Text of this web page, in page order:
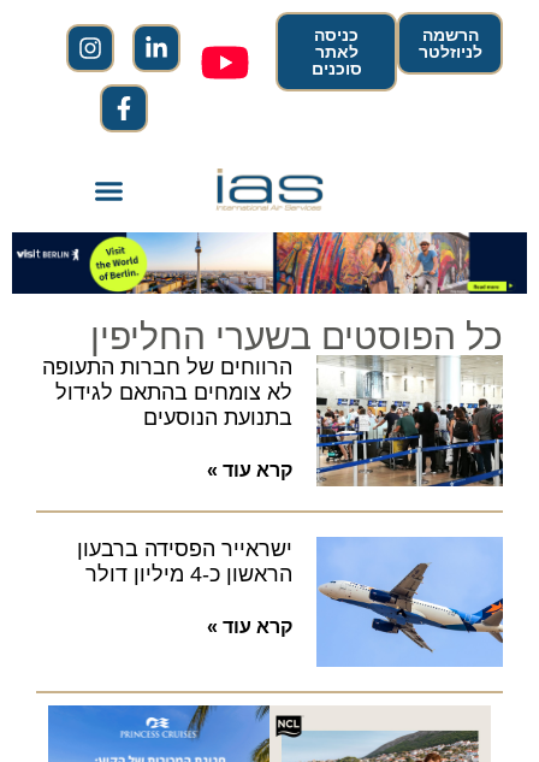
הרשמה
לניוזלטר
כניסה
לאתר
סוכנים
כל הפוסטים בשערי החליפין
הרווחים של חברות התעופה
לא צומחים בהתאם לגידול
בתנועת הנוסעים
קרא עוד »
ישראייר הפסידה ברבעון
הראשון כ-4 מיליון דולר
קרא עוד »